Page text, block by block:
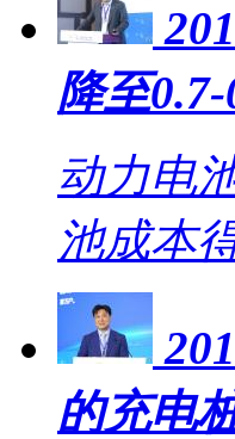
降至
动力电
池成本
的充电